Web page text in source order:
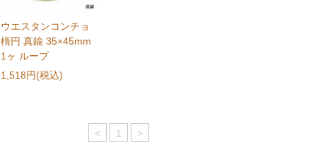
ウエスタンコンチョ
楕円 真鍮 35×45mm
1ヶ ループ
1,518円(税込)
< 1 >